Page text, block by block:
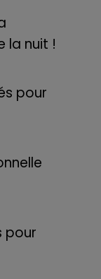
la nuit !
pour
pour